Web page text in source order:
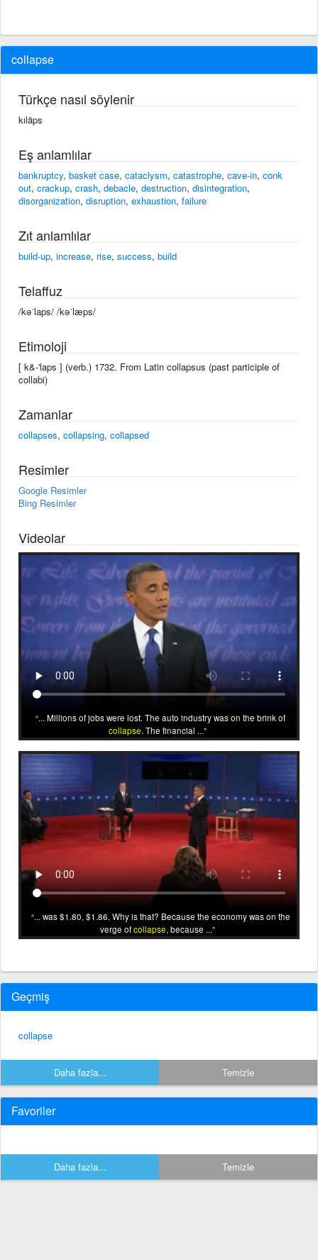
collapse
Türkçe nasıl söylenir
kıläps
Eş anlamlılar
bankruptcy, basket case, cataclysm, catastrophe, cave-in, conk
out, crackup, crash, debacle, destruction, disintegration,
disorganization, disruption, exhaustion, failure
Zıt anlamlılar
build-up, increase, rise, success, build
Telaffuz
/kəˈlaps/ /kəˈlæps/
Etimoloji
[ k&-'laps ] (verb.) 1732. From Latin collapsus (past participle of
collabi)
Zamanlar
collapses, collapsing, collapsed
Resimler
Google Resimler
Bing Resimler
Videolar
... Millions of jobs were lost. The auto industry was on the brink of
collapse. The financial ...
... was $1.80, $1.86. Why is that? Because the economy was on the
verge ofcollapse, because ...
Geçmiş
collapse
Daha fazla... Temizle
Favoriler
Daha fazla... Temizle